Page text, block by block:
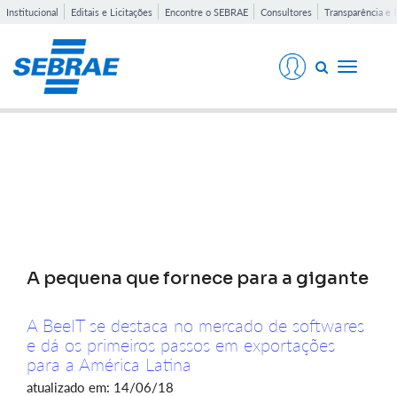
Institucional Editais e Licitações Encontre o SEBRAE Consultores Transparência e
Toggle
A pequena que fornece para a gigante
A BeeIT se destaca no mercado de softwares
e dá os primeiros passos em exportações
para a América Latina
atualizado em: 14/06/18